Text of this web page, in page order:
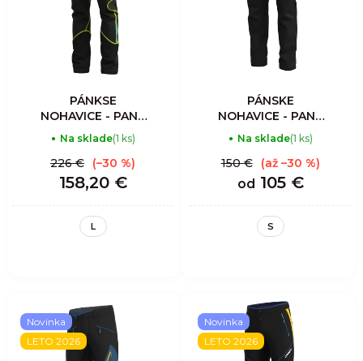
PÁNKSE
NOHAVICE - PANT
ACCELERATION
MAN - ENERGY
Na sklade(1 ks)
158,20 €
226 € (–30 %)
L
PÁNSKE
NOHAVICE - PANT
GULLIVER - WOOL
EFFECT DARK
GRAY
Na sklade(1 ks)
od 105 €
150 € (až –30 %)
S
Novinka
LETO 2026
Novinka
LETO 2026